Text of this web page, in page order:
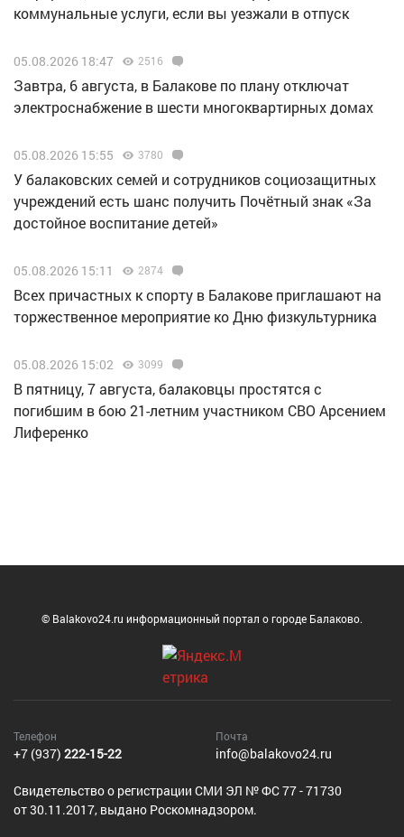
коммунальные услуги, если вы уезжали в отпуск
05.08.2026 18:47 2516
Завтра, 6 августа, в Балакове по плану отключат
электроснабжение в шести многоквартирных домах
05.08.2026 15:55 3780
У балаковских семей и сотрудников социозащитных
учреждений есть шанс получить Почётный знак «За
достойное воспитание детей»
05.08.2026 15:11 2874
Всех причастных к спорту в Балакове приглашают на
торжественное мероприятие ко Дню физкультурника
05.08.2026 15:02 3099
В пятницу, 7 августа, балаковцы простятся с
погибшим в бою 21-летним участником СВО Арсением
Лиференко
© Balakovo24.ru информационный портал о городе Балаково.
Телефон
+7 (937) 222-15-22
Почта
info@balakovo24.ru
Cвидетельство о регистрации СМИ ЭЛ № ФС 77 - 71730
от 30.11.2017, выдано Роскомнадзором.